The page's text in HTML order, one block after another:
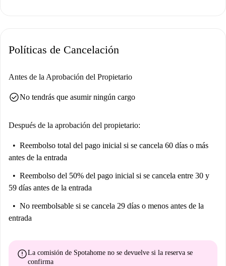
Políticas de Cancelación
Antes de la Aprobación del Propietario
check_circleNo tendrás que asumir ningún cargo
Después de la aprobación del propietario:
Reembolso total del pago inicial si se cancela 60 días o más
antes de la entrada
Reembolso del 50% del pago inicial si se cancela entre 30 y
59 días antes de la entrada
No reembolsable si se cancela 29 días o menos antes de la
entrada
errorLa comisión de Spotahome no se devuelve si la reserva se
confirma